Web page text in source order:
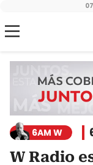
6AM W
W Radio